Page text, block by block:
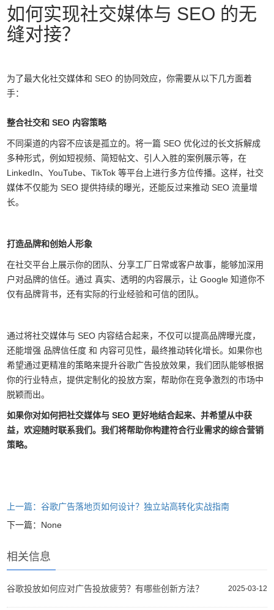
如何实现社交媒体与 SEO 的无
缝对接？
为了最大化社交媒体和 SEO 的协同效应，你需要从以下几方面着
手：
整合社交和 SEO 内容策略
不同渠道的内容不应该是孤立的。将一篇 SEO 优化过的长文拆解成
多种形式，例如短视频、简短帖文、引人入胜的案例展示等，在
LinkedIn、YouTube、TikTok 等平台上进行多方位传播。这样，社交
媒体不仅能为 SEO 提供持续的曝光，还能反过来推动 SEO 流量增
长。
打造品牌和创始人形象
在社交平台上展示你的团队、分享工厂日常或客户故事，能够加深用
户对品牌的信任。通过 真实、透明的内容展示，让 Google 知道你不
仅有品牌背书，还有实际的行业经验和可信的团队。
通过将社交媒体与 SEO 内容结合起来，不仅可以提高品牌曝光度，
还能增强 品牌信任度 和 内容可见性，最终推动转化增长。如果你也
希望通过更精准的策略来提升谷歌广告投放效果，我们团队能够根据
你的行业特点，提供定制化的投放方案，帮助你在竞争激烈的市场中
脱颖而出。
如果你对如何把社交媒体与 SEO 更好地结合起来、并希望从中获
益，欢迎随时联系我们。我们将帮助你构建符合行业需求的综合营销
策略。
上一篇：谷歌广告落地页如何设计？独立站高转化实战指南
下一篇：None
相关信息
2025-03-12
谷歌投放如何应对广告投放疲劳？有哪些创新方法？